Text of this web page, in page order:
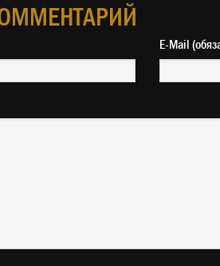
E-Mail